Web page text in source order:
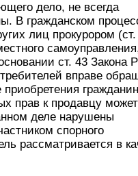
дело, не всегда
В гражданском
лиц прокурором
ст. 43 Закона
вправе
прав к продавцу может
деле нарушены
спорного
рассматривается в